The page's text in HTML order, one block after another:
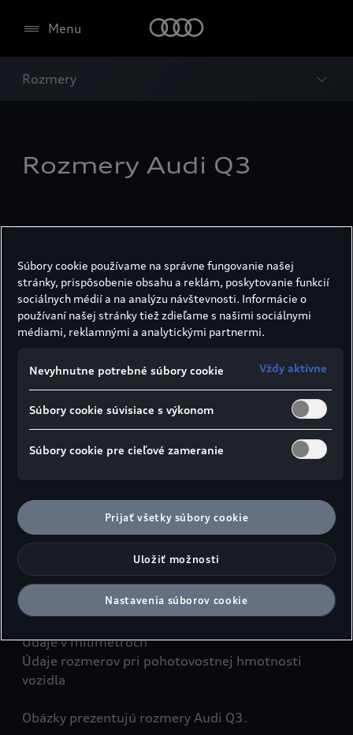
Menu
Rozmery
Rozmery Audi Q3
*Bez strešnej antény sa výška vozidla zníži o 31
mm
**Maximálny priestor pre hlavu
***Šírka v oblasti ramien
****Šírka v oblasti lakťov
Údaje v milimetroch
Údaje rozmerov pri pohotovostnej hmotnosti
vozidla
Obázky prezentujú rozmery Audi Q3.
Súbory cookie používame na správne fungovanie našej
stránky, prispôsobenie obsahu a reklám, poskytovanie funkcií
sociálnych médií a na analýzu návštevnosti. Informácie o
používaní našej stránky tiež zdieľame s našimi sociálnymi
médiami, reklamnými a analytickými partnermi.
Nevyhnutne potrebné súbory cookie Vždy aktívne
Súbory cookie súvisiace s výkonom
Súbory cookie pre cieľové zameranie
Prijať všetky súbory cookie
Uložiť možnosti
Nastavenia súborov cookie